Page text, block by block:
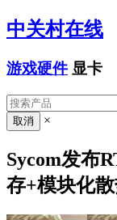
中关村在线
游戏硬件 显卡
×
Sycom发布
存+模块化